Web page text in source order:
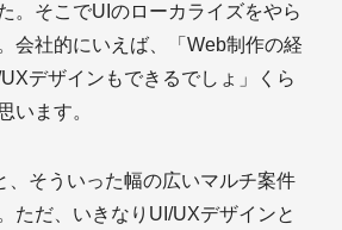
。そこでUIのローカライズをやら
会社的にいえば、「Web制作の経
デザインもできるでしょ」くら
います。
、そういった幅の広いマルチ案件
ただ、いきなりUI/UXデザインと